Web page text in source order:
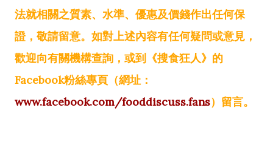
法就相關之質素、水準、優惠及價錢作出任何保
證，敬請留意。如對上述內容有任何疑問或意見，
歡迎向有關機構查詢，或到《搜食狂人》的
Facebook粉絲專頁（網址：
www.facebook.com/fooddiscuss.fans）留言。